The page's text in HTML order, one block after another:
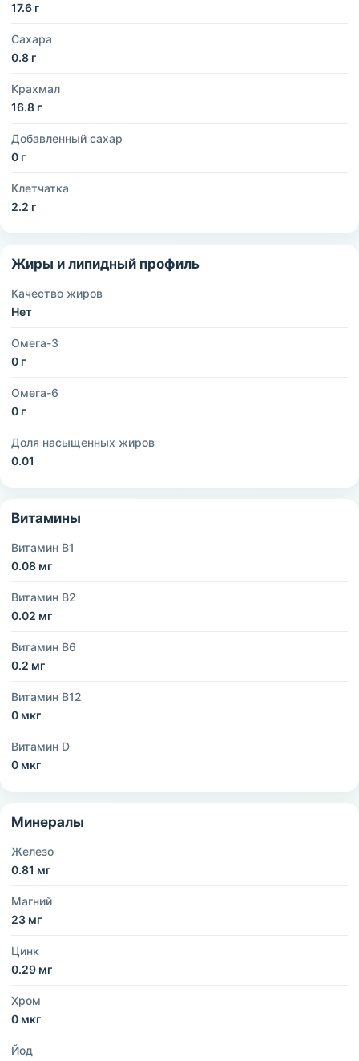
17.6 г
Сахара
0.8 г
Крахмал
16.8 г
Добавленный сахар
0 г
Клетчатка
2.2 г
Жиры и липидный профиль
Качество жиров
Нет
Омега-3
0 г
Омега-6
0 г
Доля насыщенных жиров
0.01
Витамины
Витамин B1
0.08 мг
Витамин B2
0.02 мг
Витамин B6
0.2 мг
Витамин B12
0 мкг
Витамин D
0 мкг
Минералы
Железо
0.81 мг
Магний
23 мг
Цинк
0.29 мг
Хром
0 мкг
Йод